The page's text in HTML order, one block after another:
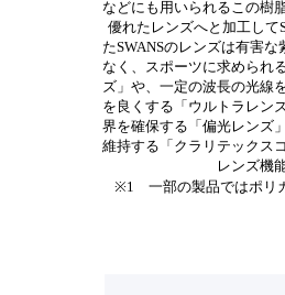
などにも用いられるこの樹
優れたレンズへと加工して
たSWANSのレンズは有害
なく、スポーツに求められ
ズ」や、一定の波長の光線
を良くする「ウルトラレン
界を確保する「偏光レンズ
維持する「クラリテックス
レンズ機
※1 一部の製品ではポリ